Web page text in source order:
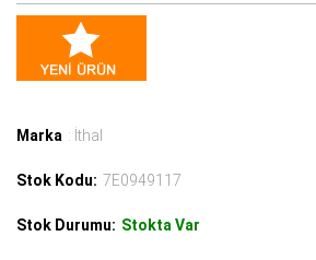
Marka : İthal
Stok Kodu: 7E0949117
Stok Durumu: Stokta Var